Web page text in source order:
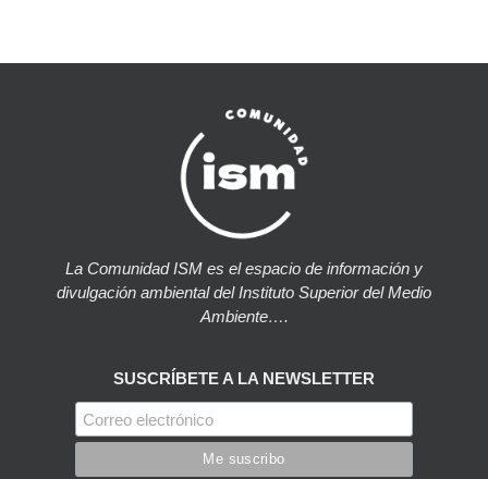
La Comunidad ISM es el espacio de información y
divulgación ambiental del Instituto Superior del Medio
Ambiente….
SUSCRÍBETE A LA NEWSLETTER